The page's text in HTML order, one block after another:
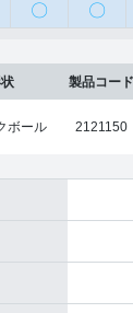
〇 〇
ボール
製品コード
2121150